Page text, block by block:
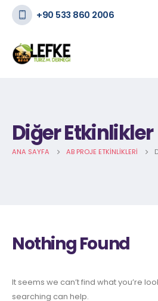
+90 533 860 2006
Diğer Etkinlikler
ANA SAYFA AB PROJE ETKINLIKLERI
Nothing Found
It seems we can’t find what you’re
searching can help.